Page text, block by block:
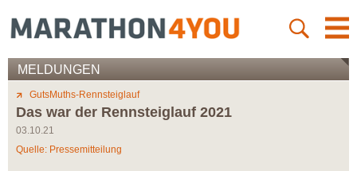
MELDUNGEN
GutsMuths-Rennsteiglauf
Das war der Rennsteiglauf 2021
03.10.21
Quelle: Pressemitteilung